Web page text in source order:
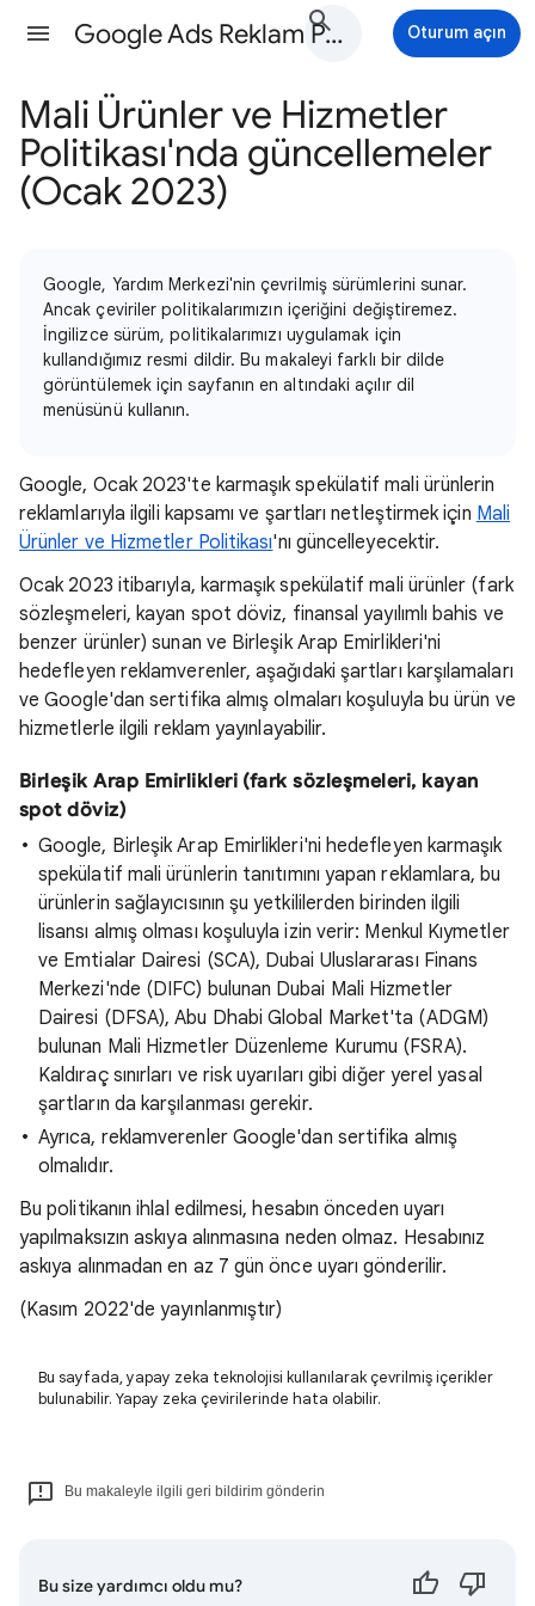
Google Ads Reklam Politikaları Yardım Oturum açın
Mali Ürünler ve Hizmetler
Politikası'nda güncellemeler
(Ocak 2023)
Google, Yardım Merkezi'nin çevrilmiş sürümlerini sunar.
Ancak çeviriler politikalarımızın içeriğini değiştiremez.
İngilizce sürüm, politikalarımızı uygulamak için
kullandığımız resmi dildir. Bu makaleyi farklı bir dilde
görüntülemek için sayfanın en altındaki açılır dil
menüsünü kullanın.
Google, Ocak 2023'te karmaşık spekülatif mali ürünlerin
reklamlarıyla ilgili kapsamı ve şartları netleştirmek için Mali
Ürünler ve Hizmetler Politikası'nı güncelleyecektir.
Ocak 2023 itibarıyla, karmaşık spekülatif mali ürünler (fark
sözleşmeleri, kayan spot döviz, finansal yayılımlı bahis ve
benzer ürünler) sunan ve Birleşik Arap Emirlikleri'ni
hedefleyen reklamverenler, aşağıdaki şartları karşılamaları
ve Google'dan sertifika almış olmaları koşuluyla bu ürün ve
hizmetlerle ilgili reklam yayınlayabilir.
Birleşik Arap Emirlikleri (fark sözleşmeleri, kayan
spot döviz)
Google, Birleşik Arap Emirlikleri'ni hedefleyen karmaşık
spekülatif mali ürünlerin tanıtımını yapan reklamlara, bu
ürünlerin sağlayıcısının şu yetkililerden birinden ilgili
lisansı almış olması koşuluyla izin verir: Menkul Kıymetler
ve Emtialar Dairesi (SCA), Dubai Uluslararası Finans
Merkezi'nde (DIFC) bulunan Dubai Mali Hizmetler
Dairesi (DFSA), Abu Dhabi Global Market'ta (ADGM)
bulunan Mali Hizmetler Düzenleme Kurumu (FSRA).
Kaldıraç sınırları ve risk uyarıları gibi diğer yerel yasal
şartların da karşılanması gerekir.
Ayrıca, reklamverenler Google'dan sertifika almış
olmalıdır.
Bu politikanın ihlal edilmesi, hesabın önceden uyarı
yapılmaksızın askıya alınmasına neden olmaz. Hesabınız
askıya alınmadan en az 7 gün önce uyarı gönderilir.
(Kasım 2022'de yayınlanmıştır)
Bu sayfada, yapay zeka teknolojisi kullanılarak çevrilmiş içerikler
bulunabilir. Yapay zeka çevirilerinde hata olabilir.
Bu makaleyle ilgili geri bildirim gönderin
Bu size yardımcı oldu mu?